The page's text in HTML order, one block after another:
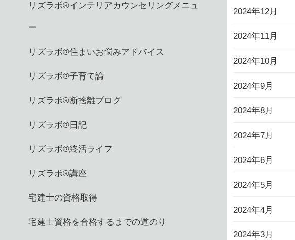
リズラボ®️インテリアカウンセリングメニュ
ー
リズラボ®️住まいお悩みアドバイス
リズラボ®️子育て論
リズラボ®️断捨離ブログ
リズラボ®️日記
リズラボ®️終活ライフ
リズラボ®️講座
宅建士の資格取得
宅建士資格を合格するまでの道のり
2024年12月
2024年11月
2024年10月
2024年9月
2024年8月
2024年7月
2024年6月
2024年5月
2024年4月
2024年3月